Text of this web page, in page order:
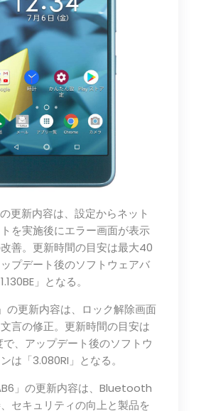
の更新内容は、設定からネット
を実施後にエラー画面が表示
善。更新時間の目安は最大40
プデート後のソフトウェアバ
」となる。
の更新内容は、ロック解除画面
言の修正。更新時間の目安は
、アップデート後のソフトウ
は「3.080RI」となる。
」の更新内容は、Bluetooth
セキュリティの向上と製品を